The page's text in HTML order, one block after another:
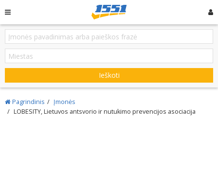
Ieškoti
Pagrindinis
Įmonės
LOBESITY, Lietuvos antsvorio ir nutukimo prevencijos asociacija